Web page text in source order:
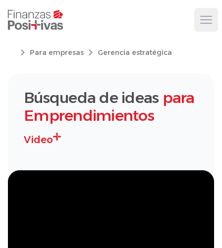
Para empresas Gerencia estratégica
Búsqueda de ideas para
Emprendimientos
Video